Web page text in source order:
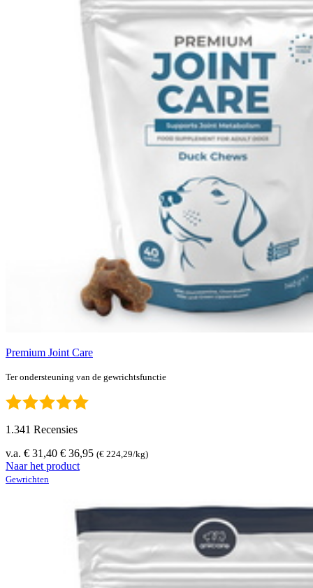
Premium Joint Care
Ter ondersteuning van de gewrichtsfunctie
1.341 Recensies
v.a. € 31,40 € 36,95 (€ 224,29/kg)
Naar het product
Gewrichten